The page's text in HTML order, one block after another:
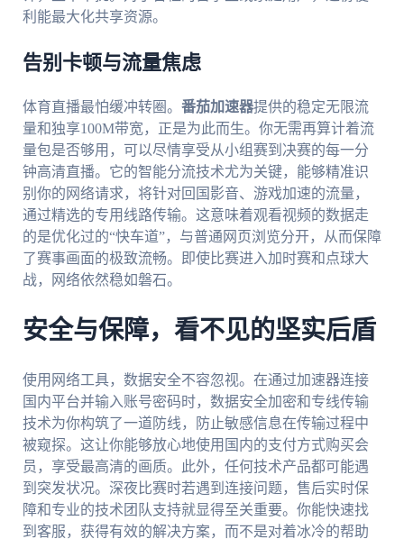
利能最大化共享资源。
告别卡顿与流量焦虑
体育直播最怕缓冲转圈。 番茄加速器提供的稳定无限流
量和独享100M带宽，正是为此而生。你无需再算计着流
量包是否够用，可以尽情享受从小组赛到决赛的每一分
钟高清直播。它的智能分流技术尤为关键，能够精准识
别你的网络请求，将针对回国影音、游戏加速的流量，
通过精选的专用线路传输。这意味着观看视频的数据走
的是优化过的“快车道”，与普通网页浏览分开，从而保障
了赛事画面的极致流畅。即使比赛进入加时赛和点球大
战，网络依然稳如磐石。
安全与保障，看不见的坚实后盾
使用网络工具，数据安全不容忽视。在通过加速器连接
国内平台并输入账号密码时，数据安全加密和专线传输
技术为你构筑了一道防线，防止敏感信息在传输过程中
被窥探。这让你能够放心地使用国内的支付方式购买会
员，享受最高清的画质。此外，任何技术产品都可能遇
到突发状况。深夜比赛时若遇到连接问题，售后实时保
障和专业的技术团队支持就显得至关重要。你能快速找
到客服，获得有效的解决方案，而不是对着冰冷的帮助